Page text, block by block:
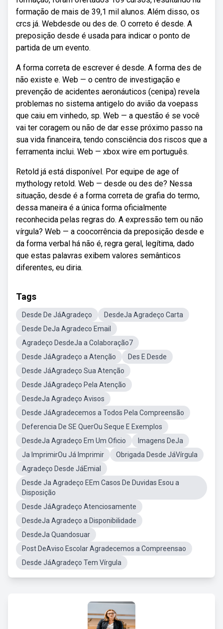
formação de mais de 39,1 mil alunos. Além disso, os
crcs já. Webdesde ou des de. O correto é desde. A
preposição desde é usada para indicar o ponto de
partida de um evento.
A forma correta de escrever é desde. A forma des de
não existe e. Web — o centro de investigação e
prevenção de acidentes aeronáuticos (cenipa) revela
problemas no sistema antigelo do avião da voepass
que caiu em vinhedo, sp. Web — a questão é se você
vai ter coragem ou não de dar esse próximo passo na
sua vida financeira, tendo consciência dos riscos que a
ferramenta inclui. Web — xbox wire em português.
Retold já está disponível. Por equipe de age of
mythology retold. Web — desde ou des de? Nessa
situação, desde é a forma correta de grafia do termo,
dessa maneira é a única forma oficialmente
reconhecida pelas regras do. A expressão tem ou não
vírgula? Web — a coocorrência da preposição desde e
da forma verbal há não é, regra geral, legítima, dado
que estas palavras exibem valores semânticos
diferentes, eu diria.
Tags
Desde De JáAgradeço
DesdeJa Agradeço Carta
Desde DeJa Agradeco Email
Agradeço DesdeJa a Colaboração7
Desde JáAgradeço a Atenção
Des E Desde
Desde JáAgradeço Sua Atenção
Desde JáAgradeço Pela Atenção
DesdeJa Agradeço Avisos
Desde JáAgradecemos a Todos Pela Compreensão
Deferencia De SE QuerOu Seque E Exemplos
DesdeJa Agradeço Em Um Oficio
Imagens DeJa
Ja ImprimirOu Já Imprimir
Obrigada Desde JáVírgula
Agradeço Desde JáEmial
Desde Ja Agradeço EEm Casos De Duvidas Esou a
Disposição
Desde JáAgradeço Atenciosamente
DesdeJa Agradeço a Disponibilidade
DesdeJa Quandosuar
Post DeAviso Escolar Agradecemos a Compreensao
Desde JáAgradeço Tem Vírgula